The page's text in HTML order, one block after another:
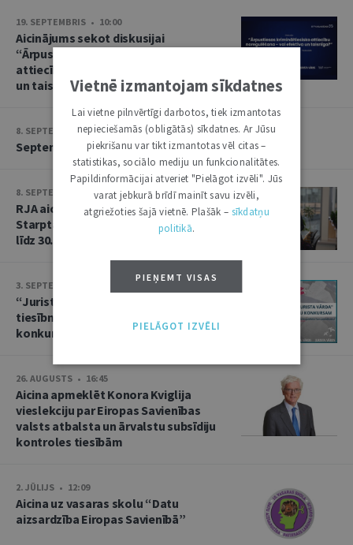
19. SEPTEMBRIS • 10:00
Aicinājums sekot diskusijai
“Ārpustiesas krimināltiesisko
attiecību noregulēšana – vai efektīva
un taisnīga?”
8. SEPTEMBRIS • 13:14
Septembra saruna par starptautiskajām tiesībām
8. SEPTEMBRIS • 13:13
RJA aicina iesniegt rakstus Baltijas
Starptautisko tiesību gadagrāmatai
līdz 30. septembrim
3. SEPTEMBRIS • 16:01
“Jurista Vārds” aicina jaunos
tiesībniekus pieteikties ikgadējam
konkursam!
26. AUGUSTS • 16:45
Aicina apmeklēt Konora Kviglija
vieslekciju par Eiropas Savienības
valsts atbalsta un ārvalstu subsīdiju
kontroles tiesībām
2. JŪLIJS • 12:09
Aicina uz vasaras skolu “Datu
aizsardzība Eiropas Savienībā”
Vietnē izmantojam sīkdatnes
Lai vietne pilnvērtīgi darbotos, tiek izmantotas
nepieciešamās (obligātās) sīkdatnes. Ar Jūsu
piekrišanu var tikt izmantotas vēl citas –
statistikas, sociālo mediju un funkcionalitātes.
Papildinformācijai atveriet "Pielāgot izvēli". Jūs
varat jebkurā brīdī mainīt savu izvēli,
atgriežoties šajā vietnē. Plašāk – sīkdatņu
politikā.
PIEŅEMT VISAS
PIELĀGOT IZVĒLI